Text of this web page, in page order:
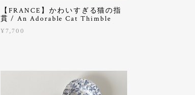
【FRANCE】かわいすぎる猫の指
貫 / An Adorable Cat Thimble
¥7,700